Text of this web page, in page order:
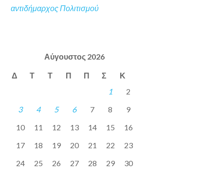
αντιδήμαρχος Πολιτισμού
Αύγουστος 2026
Δ Τ Τ Π Π Σ Κ
1
2
3
4 5 6 7 8
9
10
11 12 13 14 15
16
17
18 19 20 21 22
23
24
25 26 27 28 29
30